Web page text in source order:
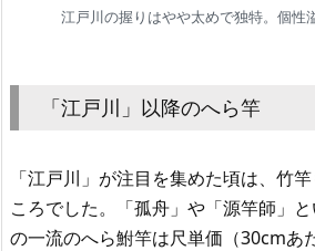
江戸川の握りはやや太めで独特。個性
「江戸川」以降のへら竿
「江戸川」が注目を集めた頃は、竹
ころでした。「孤舟」や「源竿師」
の一流のへら鮒竿は尺単価（30cmあ